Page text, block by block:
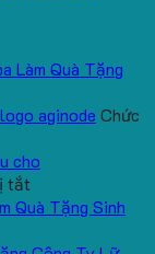
Làm Quà Tặng
aginode Chức
cho
tắt
Quà
Quà Tặng Sinh